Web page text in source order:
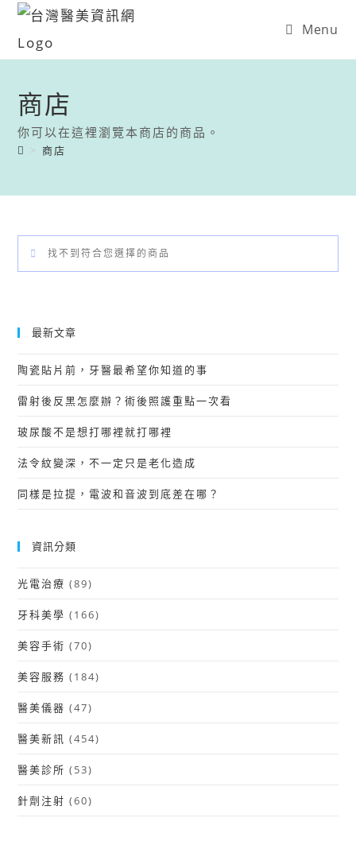
Menu
商店
你可以在這裡瀏覽本商店的商品。
> 商店
找不到符合您選擇的商品
最新文章
陶瓷貼片前，牙醫最希望你知道的事
雷射後反黑怎麼辦？術後照護重點一次看
玻尿酸不是想打哪裡就打哪裡
法令紋變深，不一定只是老化造成
同樣是拉提，電波和音波到底差在哪？
資訊分類
光電治療 (89)
牙科美學 (166)
美容手術 (70)
美容服務 (184)
醫美儀器 (47)
醫美新訊 (454)
醫美診所 (53)
針劑注射 (60)